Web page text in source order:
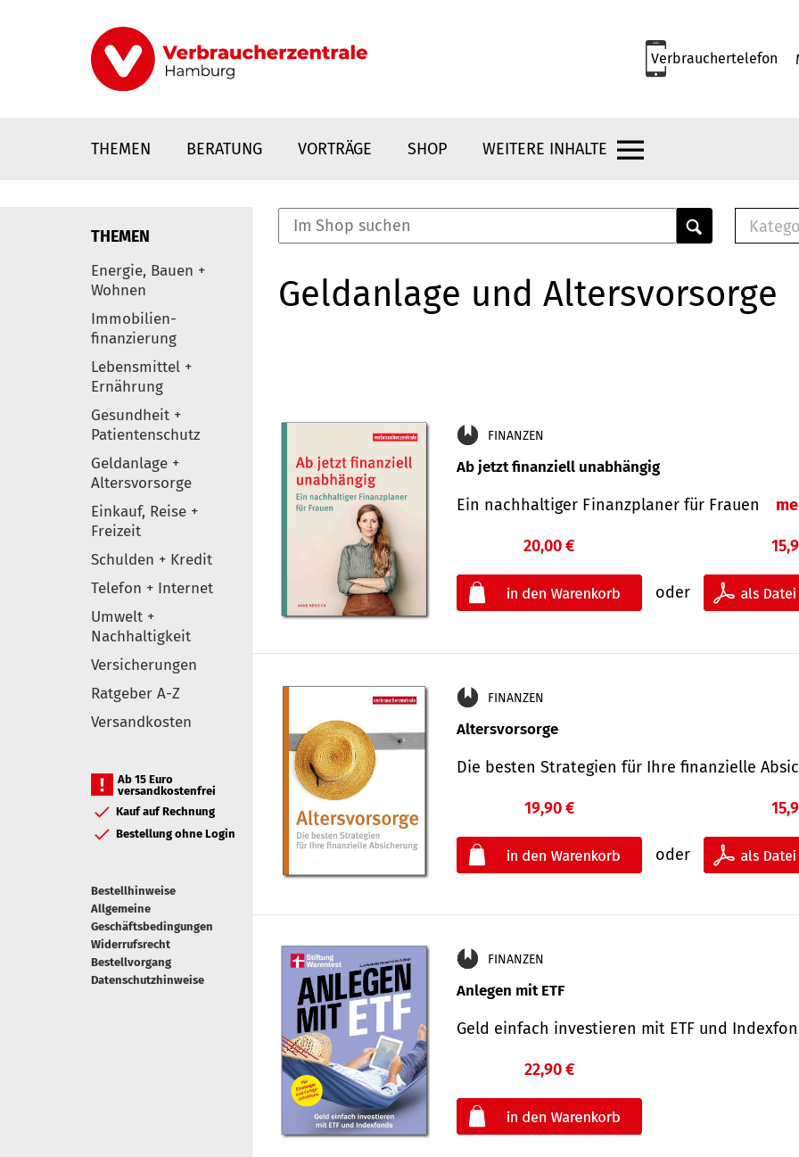
Verbrauchertelefon
THEMEN BERATUNG VORTRÄGE SHOP WEITERE INHALTE
Elemente
THEMEN
Energie, Bauen +
Wohnen
Immobilien-
finanzierung
Lebensmittel +
Ernährung
Gesundheit +
Patientenschutz
Geldanlage +
Altersvorsorge
Einkauf, Reise +
Freizeit
Schulden + Kredit
Telefon + Internet
Umwelt +
Nachhaltigkeit
Versicherungen
Ratgeber A-Z
Versandkosten
Ab 15 Euro
versandkostenfrei
Kauf auf Rechnung
Bestellung ohne Login
Bestellhinweise
Allgemeine
Geschäftsbedingungen
Widerrufsrecht
Bestellvorgang
Datenschutzhinweise
E-
Geldanlage und Altersvorsorge
FINANZEN
Ab jetzt finanziell unabhängig
Ein nachhaltiger Finanzplaner für Frauen
20,00 €
oder
FINANZEN
Altersvorsorge
Die besten Strategien für Ihre finanzielle
19,90 €
oder
FINANZEN
Anlegen mit ETF
Geld einfach investieren mit ETF und
22,90 €